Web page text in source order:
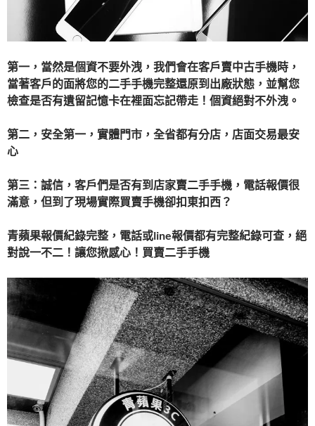
第一，當然是個資不要外洩，我們會在客戶賣中古手機時，
當著客戶的面將您的二手手機完整還原到出廠狀態，並幫您
檢查是否有遺留記憶卡在裡面忘記帶走！個資絕對不外洩。
第二，安全第一， 實體門市，全省都有分店，店面交易最安
心
第三：誠信， 客戶們是否有到店家賣二手手機 ，電話報價很
滿意，但到了現場實際買賣手機卻扣東扣西？
青蘋果報價紀錄完整，電話或line報價都有完整紀錄可查，絕
對說一不二！讓您揪感心！ 買賣二手手機